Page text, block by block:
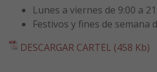
Lunes a viernes de 9:00 a
Festivos y fines de semana
DESCARGAR CARTEL (458 Kb)